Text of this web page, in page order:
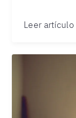
Leer artículo